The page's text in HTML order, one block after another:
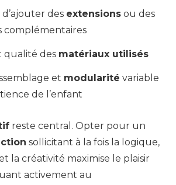
d’ajouter des extensions ou des
complémentaires
qualité des matériaux utilisés
et modularité variable
de l’enfant
reste central. Opter pour un
sollicitant à la fois la logique,
la créativité maximise le plaisir
activement au